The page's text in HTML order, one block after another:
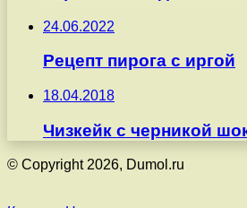
24.06.2022
Рецепт пирога с иргой
18.04.2018
Чизкейк с черникой
© Copyright 2026, Dumol.ru